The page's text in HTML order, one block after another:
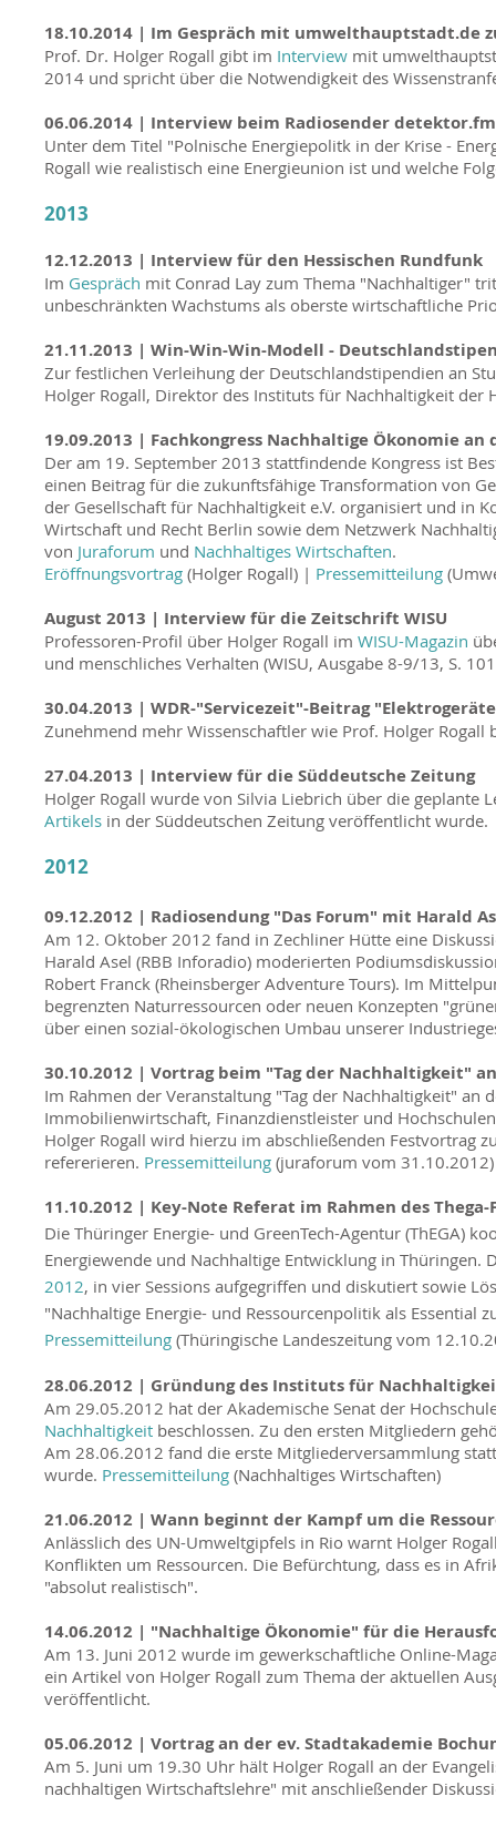
18.10.2014 | Im Gespräch mit umwelthauptstadt.de
Prof. Dr. Holger Rogall gibt im Interview mit
2014 und spricht über die Notwendigkeit des
06.06.2014 | Interview beim Radiosender detektor.fm
Unter dem Titel "Polnische Energiepolitk in der Krise -
Rogall wie realistisch eine Energieunion ist und welche
2013
12.12.2013 | Interview für den Hessischen Rundfunk
Im Gespräch mit Conrad Lay zum Thema "Nachhaltiger"
unbeschränkten Wachstums als oberste wirtschaftliche
21.11.2013 | Win-Win-Win-Modell -
Zur festlichen Verleihung der Deutschlandstipendien an
Holger Rogall, Direktor des Instituts für Nachhaltigkeit der
19.09.2013 | Fachkongress Nachhaltige Ökonomie an
Der am 19. September 2013 stattfindende Kongress ist
einen Beitrag für die zukunftsfähige Transformation von
der Gesellschaft für Nachhaltigkeit e.V. organisiert und in
Wirtschaft und Recht Berlin sowie dem Netzwerk
von Juraforum und Nachhaltiges Wirtschaften.
Eröffnungsvortrag (Holger Rogall) | Pressemitteilung
August 2013 | Interview für die Zeitschrift WISU
Professoren-Profil über Holger Rogall im WISU-Magazin
und menschliches Verhalten (WISU, Ausgabe 8-9/13, S.
30.04.2013 | WDR-"Servicezeit"-Beitrag
Zunehmend mehr Wissenschaftler wie Prof. Holger
27.04.2013 | Interview für die Süddeutsche Zeitung
Holger Rogall wurde von Silvia Liebrich über die geplante
Artikels in der Süddeutschen Zeitung veröffentlicht wurde.
2012
09.12.2012 | Radiosendung "Das Forum" mit Harald
Am 12. Oktober 2012 fand in Zechliner Hütte eine
Harald Asel (RBB Inforadio) moderierten
Robert Franck (Rheinsberger Adventure Tours). Im
begrenzten Naturressourcen oder neuen Konzepten
über einen sozial-ökologischen Umbau unserer
30.10.2012 | Vortrag beim "Tag der Nachhaltigkeit"
Im Rahmen der Veranstaltung "Tag der Nachhaltigkeit" an
Immobilienwirtschaft, Finanzdienstleister und
Holger Rogall wird hierzu im abschließenden Festvortrag
refererieren. Pressemitteilung (juraforum vom 31.10.2012)
11.10.2012 | Key-Note Referat im Rahmen des
Die Thüringer Energie- und GreenTech-Agentur (ThEGA)
Energiewende und Nachhaltige Entwicklung in
2012, in vier Sessions aufgegriffen und diskutiert sowie
"Nachhaltige Energie- und Ressourcenpolitik als
Pressemitteilung (Thüringische Landeszeitung vom
28.06.2012 | Gründung des Instituts für
Am 29.05.2012 hat der Akademische Senat der
Nachhaltigkeit beschlossen. Zu den ersten Mitgliedern
Am 28.06.2012 fand die erste Mitgliederversammlung
wurde. Pressemitteilung (Nachhaltiges Wirtschaften)
21.06.2012 | Wann beginnt der Kampf um die
Anlässlich des UN-Umweltgipfels in Rio warnt Holger
Konflikten um Ressourcen. Die Befürchtung, dass es in
"absolut realistisch".
14.06.2012 | "Nachhaltige Ökonomie" für die
Am 13. Juni 2012 wurde im gewerkschaftliche Online-
ein Artikel von Holger Rogall zum Thema der aktuellen
veröffentlicht.
05.06.2012 | Vortrag an der ev. Stadtakademie
Am 5. Juni um 19.30 Uhr hält Holger Rogall an der
nachhaltigen Wirtschaftslehre" mit anschließender